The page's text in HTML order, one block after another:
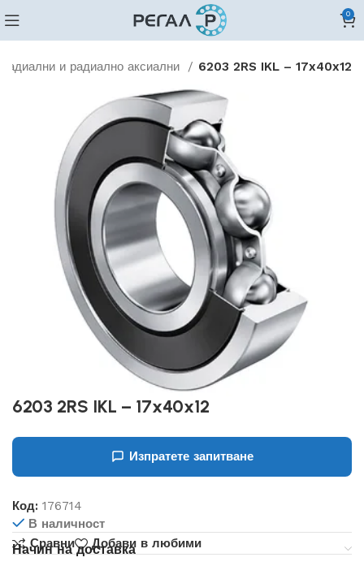
0
Радиални и радиално аксиални 6203 2RS IKL – 17x40x12
6203 2RS IKL – 17x40x12
Изпратете запитване
Код:176714
В наличност
Сравни
Добави в любими
Начин на доставка